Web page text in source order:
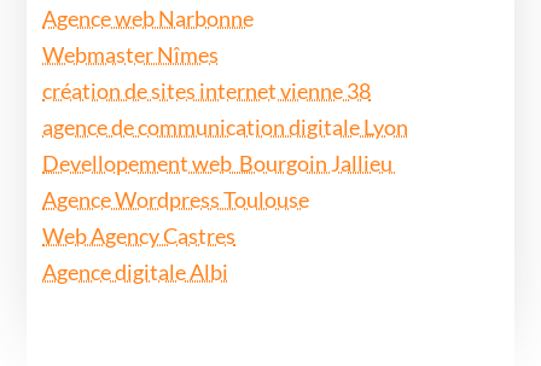
Agence web Narbonne
Webmaster Nîmes
création de sites internet vienne 38
agence de communication digitale Lyon
Devellopement web Bourgoin Jallieu
Agence Wordpress Toulouse
Web Agency Castres
Agence digitale Albi